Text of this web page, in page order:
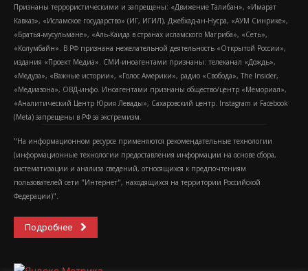
Признаны террористическими и запрещены: «Движение Талибан», «Имарат
Кавказ», «Исламское государство» (ИГ, ИГИЛ), Джебхад-ан-Нусра, «АУМ Синрике»,
«Братья-мусульмане», «Аль-Каида в странах исламского Магриба», «Сеть»,
«Колумбайн». В РФ признана нежелательной деятельность «Открытой России»,
издания «Проект Медиа». СМИ-иноагентами признаны: телеканал «Дождь»,
«Медуза», «Важные истории», «Голос Америки», радио «Свобода», The Insider,
«Медиазона», ОВД-инфо. Иноагентами признаны общество/центр «Мемориал»,
«Аналитический Центр Юрия Левады», Сахаровский центр. Instagram и Facebook
(Metа) запрещены в РФ за экстремизм.
"На информационном ресурсе применяются рекомендательные технологии
(информационные технологии предоставления информации на основе сбора,
систематизации и анализа сведений, относящихся к предпочтениям
пользователей сети "Интернет", находящихся на территории Российской
Федерации)".
Подробнее